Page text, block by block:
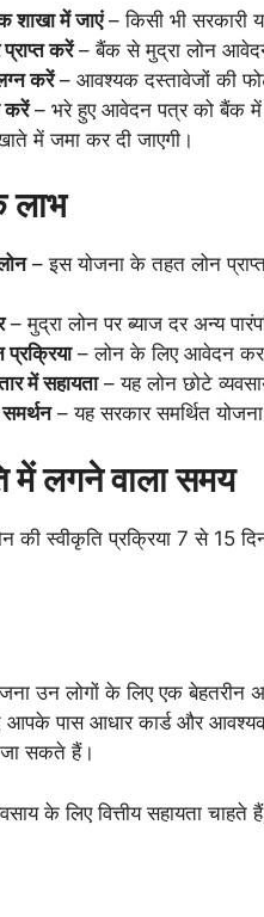
शाखा में जाएं– किसी भी सरकारी
करें– बैंक से मुद्रा लोन
करें– आवश्यक दस्तावेजों की
करें– भरे हुए आवेदन पत्र को बैंक में
में जमा कर दी जाएगी।
लाभ
– इस योजना के तहत लोन
– मुद्रा लोन पर ब्याज दर अन्य
– लोन के लिए आवेदन
में सहायता– यह लोन छोटे
समर्थन– यह सरकार समर्थित
में लगने वाला समय
की स्वीकृति प्रक्रिया 7 से 15
उन लोगों के लिए एक बेहतरीन
आपके पास आधार कार्ड और
सकते हैं।
के लिए वित्तीय सहायता